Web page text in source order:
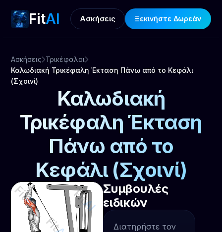
FitAI Ασκήσεις Ξεκινήστε Δωρεάν
Ασκήσεις Τρικέφαλοι
Καλωδιακή Τρικέφαλη Έκταση Πάνω από το Κεφάλι
(Σχοινί)
Καλωδιακή
Τρικέφαλη Έκταση
Πάνω από το
Κεφάλι (Σχοινί)
Συμβουλές
ειδικών
Διατηρήστε τον